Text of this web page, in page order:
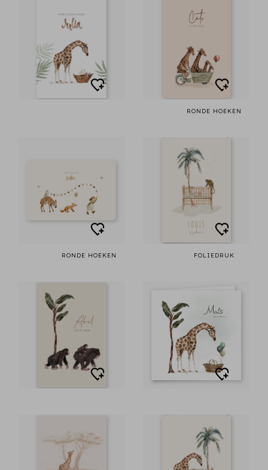
RONDE HOEKEN
RONDE HOEKEN FOLIEDRUK